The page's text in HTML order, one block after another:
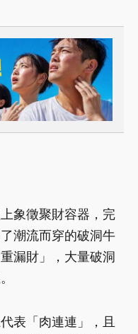
象徵聚財容器，完
潮流而穿的破洞牛
漏財」，大量破洞
表「肉連連」，且